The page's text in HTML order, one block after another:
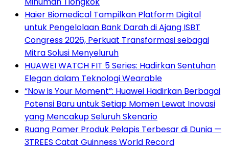
Haier Biomedical Tampilkan Platform Digital
untuk Pengelolaan Bank Darah di Ajang ISBT
Congress 2026, Perkuat Transformasi sebagai
Mitra Solusi Menyeluruh
HUAWEI WATCH FIT 5 Series: Hadirkan Sentuhan
Elegan dalam Teknologi Wearable
“Now is Your Moment”: Huawei Hadirkan Berbagai
Potensi Baru untuk Setiap Momen Lewat Inovasi
yang Mencakup Seluruh Skenario
Ruang Pamer Produk Pelapis Terbesar di Dunia —
3TREES Catat Guinness World Record